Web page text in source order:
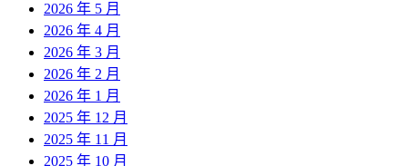
2026 年 5 月
2026 年 4 月
2026 年 3 月
2026 年 2 月
2026 年 1 月
2025 年 12 月
2025 年 11 月
2025 年 10 月